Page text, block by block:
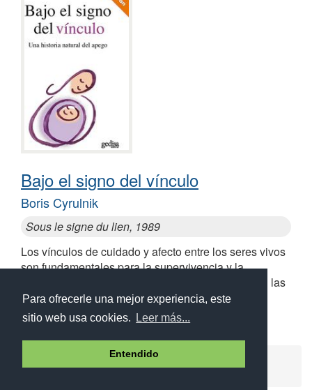
Para ofrecerle una mejor experiencia, este
sitio web usa cookies.
Leer más...
Entendido
Bajo el signo del vínculo
Boris Cyrulnik
Sous le signe du lien, 1989
Los vínculos de cuidado y afecto entre los seres vivos
son fundamentales para la supervivencia y la
procreación. Pero ¿cómo funcionan? ¿Cuáles son las
señales que los crean?
Aviso legal